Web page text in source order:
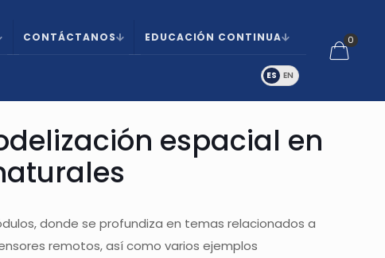
CONTÁCTANOS EDUCACIÓN CONTINUA 0
espacial en
donde se profundiza en temas relacionados a
remotos, así como varios ejemplos